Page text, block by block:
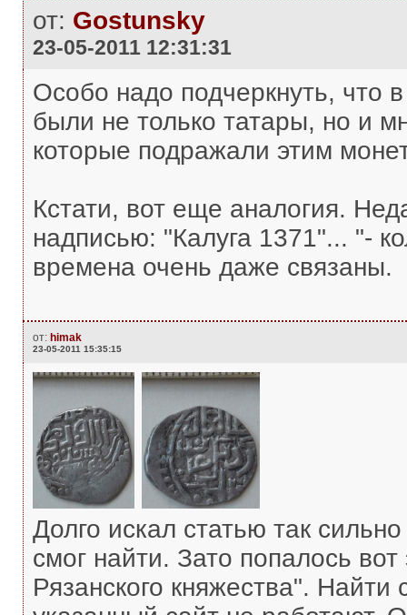
от: Gostunsky
23-05-2011 12:31:31
Особо надо подчеркнуть, что
были не только татары, но и
которые подражали этим
Кстати, вот еще аналогия.
надписью: "Калуга 1371"... "-
времена очень даже связаны.
от: himak
23-05-2011 15:35:15
Долго искал статью так
смог найти. Зато попалось
Рязанского княжества". Найти